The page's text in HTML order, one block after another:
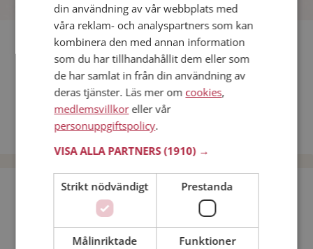
Fler singlar
Fler singelmän från Järfälla:Snickarn67,Kalle p456
Kvinnor från Järfälla
Dejta kvinnor i Sverige
Dejta män i Sverige
Bli medlem utan kostnad!
Jag är en: Man Kvinna
din användning av vår webbplats med
våra reklam- och analyspartners som kan
kombinera den med annan information
som du har tillhandahållit dem eller som
de har samlat in från din användning av
deras tjänster. Läs mer om cookies,
medlemsvillkoreller vår
personuppgiftspolicy.
VISA ALLA PARTNERS(1910) →
Strikt nödvändigt Prestanda
Målinriktade Funktioner